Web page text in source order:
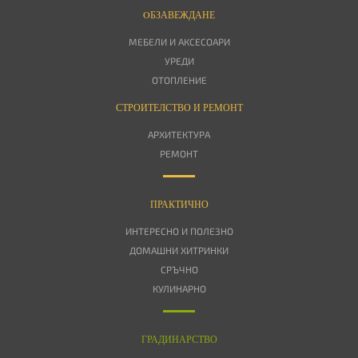
OБЗАВЕЖДАНЕ
МЕБЕЛИ И АКСЕСОАРИ
УРЕДИ
ОТОПЛЕНИЕ
СТРОИТЕЛСТВО И РЕМОНТ
АРХИТЕКТУРА
РЕМОНТ
ПРАКТИЧНО
ИНТЕРЕСНО И ПОЛЕЗНО
ДОМАШНИ ХИТРИНКИ
СРЪЧНО
КУЛИНАРНО
ГРАДИНАРСТВО